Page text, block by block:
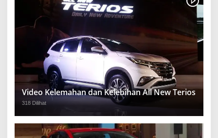
Video Kelemahan dan Kelebihan All New Terios
318 Dilihat